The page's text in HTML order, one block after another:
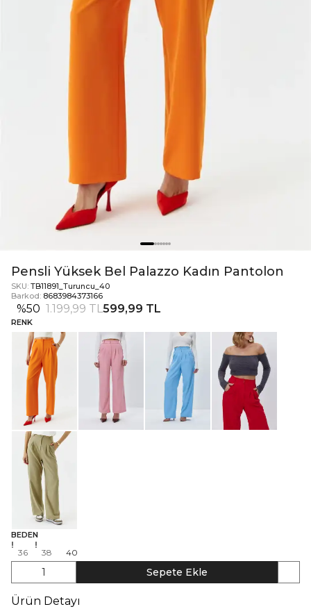
Pensli Yüksek Bel Palazzo Kadın Pantolon
SKU: TB11891_Turuncu_40
Barkod: 8683984373166
%50 1.199,99 TL599,99 TL
RENK
BEDEN
36 38 40
1 Sepete Ekle
Ürün Detayı